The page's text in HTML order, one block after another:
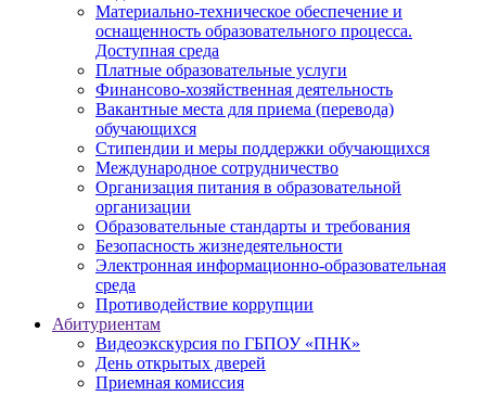
Материально-техническое обеспечение и
оснащенность образовательного процесса.
Доступная среда
Платные образовательные услуги
Финансово-хозяйственная деятельность
Вакантные места для приема (перевода)
обучающихся
Стипендии и меры поддержки обучающихся
Международное сотрудничество
Организация питания в образовательной
организации
Образовательные стандарты и требования
Безопасность жизнедеятельности
Электронная информационно-образовательная
среда
Противодействие коррупции
Абитуриентам
Видеоэкскурсия по ГБПОУ «ПНК»
День открытых дверей
Приемная комиссия